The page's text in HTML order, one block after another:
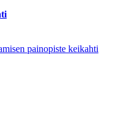
painopiste keikahti